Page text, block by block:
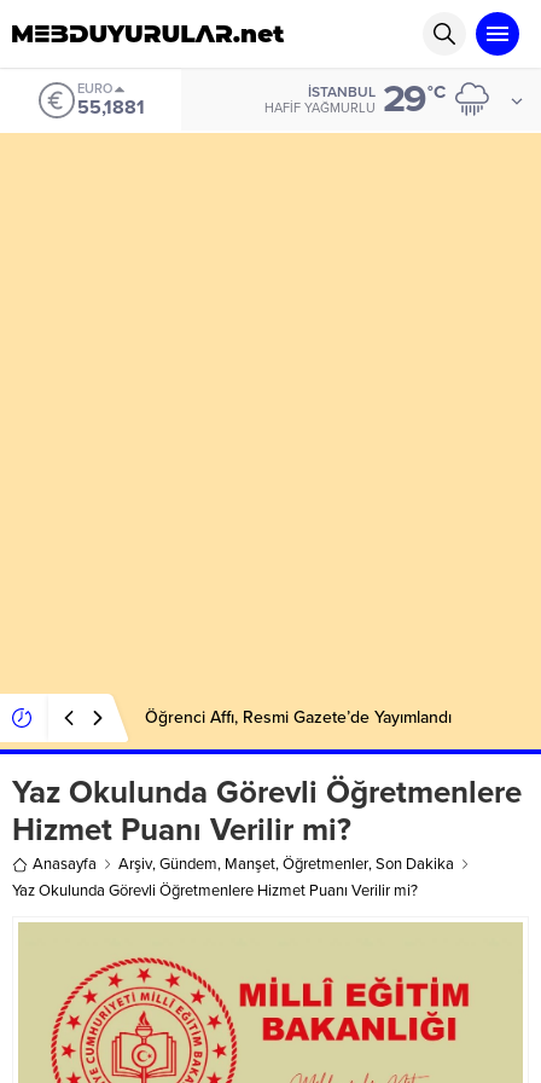
EURO
55,1881
İSTANBUL
HAFIF YAĞMURLU 29°C
Öğrenci Affı, Resmi Gazete’de Yayımlandı
Yaz Okulunda Görevli Öğretmenlere
Hizmet Puanı Verilir mi?
Anasayfa Arşiv,Gündem, Manşet,Öğretmenler,Son Dakika
Yaz Okulunda Görevli Öğretmenlere Hizmet Puanı Verilir mi?